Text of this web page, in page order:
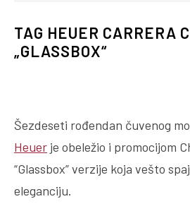
TAG HEUER CARRERA
„GLASSBOX“
Šezdeseti rođendan čuvenog
Heuer je obeležio i promocijom
“Glassbox” verzije koja vešto
eleganciju.